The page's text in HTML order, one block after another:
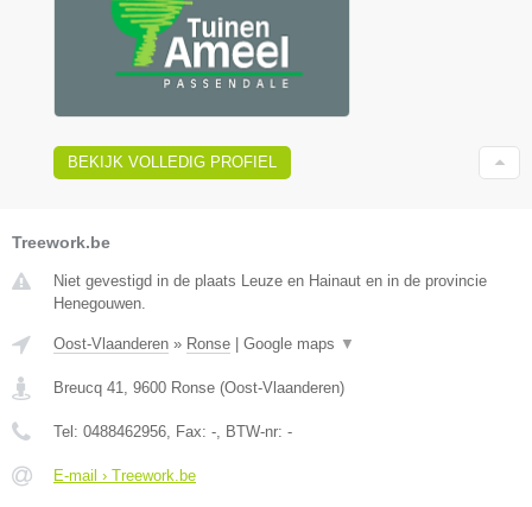
BEKIJK VOLLEDIG PROFIEL
Treework.be
Niet gevestigd in de plaats Leuze en Hainaut en in de provincie
Henegouwen.
Oost-Vlaanderen » Ronse Google maps ▼
Breucq 41 9600 Ronse (Oost-Vlaanderen)
Tel: 0488462956 , Fax: - , BTW-nr: -
E-mail › Treework.be